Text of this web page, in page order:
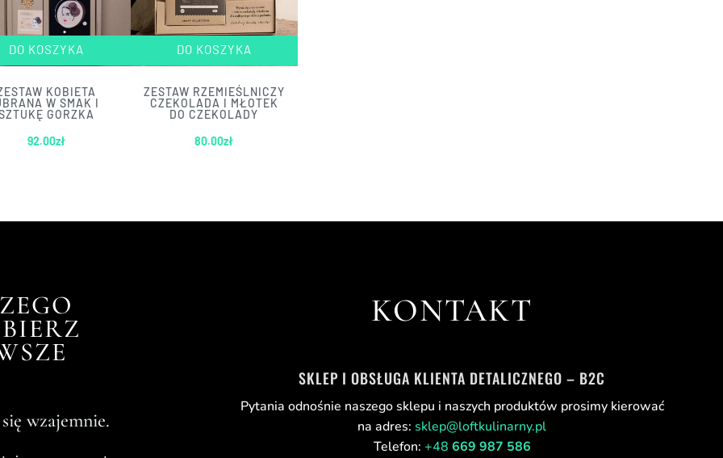
DO KOSZYKA
KOBIETA
W SMAK I
GORZKA
92.00zł
DO KOSZYKA
ZESTAW RZEMIEŚLNICZY
CZEKOLADA I MŁOTEK
DO CZEKOLADY
80.00zł
wzajemnie.
KONTAKT
SKLEP I OBSŁUGA KLIENTA DETALICZNEGO – B2C
Pytania odnośnie naszego sklepu i naszych produktów prosimy kierować
na adres: sklep@loftkulinarny.pl
Telefon: +48 669 987 586